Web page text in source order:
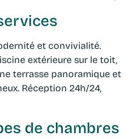
extérieure sur le toit,
terrasse panoramique et
Réception 24h/24,
de chambres